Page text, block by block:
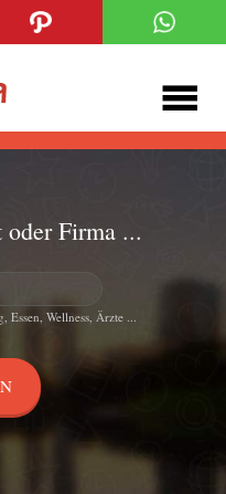
Firma ...
Essen, Wellness, Ärzte ...